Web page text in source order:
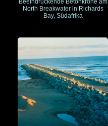
Beeindruckende Betonkrone am
North Breakwater in Richards
Bay, Südafrika